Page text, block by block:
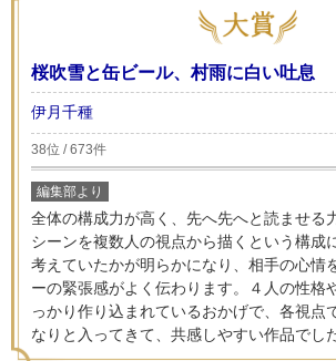
桜吹雪と缶ビール、村雨に白い吐息
伊月千種
38位 / 673件
編集部より
全体の構成力が高く、先へ先へと読ませる
シーンを複数人の視点から描くという構成
考えていたかが明らかになり、相手の心情
ーの緊張感がよく伝わります。４人の性格
っかり作り込まれているおかげで、各視点
なりと入ってきて、共感しやすい作品でした